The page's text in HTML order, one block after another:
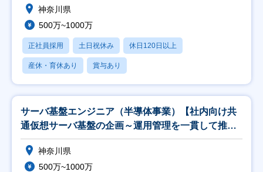
神奈川県
500万~1000万
正社員採用 土日祝休み 休日120日以上
産休・育休あり 賞与あり
サーバ基盤エンジニア（半導体事業）【社内向け共
通仮想サーバ基盤の企画～運用管理を一貫して推
進】
神奈川県
500万~1000万